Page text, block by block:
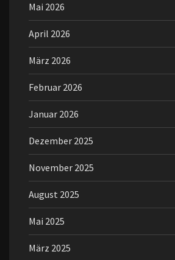
Mai 2026
April 2026
März 2026
Februar 2026
Januar 2026
Dezember 2025
November 2025
August 2025
Mai 2025
März 2025